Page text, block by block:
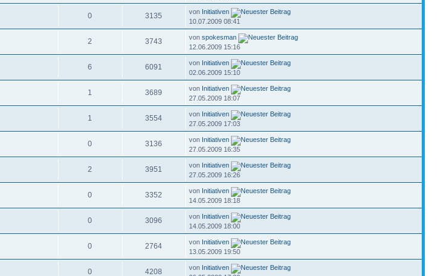
0 3135 von Initiativen
10.07.2009 08:41
2 3743 vonspokesman
12.06.2009 15:16
6 6091 von Initiativen
02.06.2009 15:10
1 3689 von Initiativen
27.05.2009 18:07
1 3554 von Initiativen
27.05.2009 17:03
0 3136 von Initiativen
27.05.2009 16:35
2 3951 von Initiativen
27.05.2009 16:26
0 3352 von Initiativen
14.05.2009 18:18
0 3096 von Initiativen
14.05.2009 18:00
0 2764 von Initiativen
13.05.2009 19:50
0 4208 von Initiativen